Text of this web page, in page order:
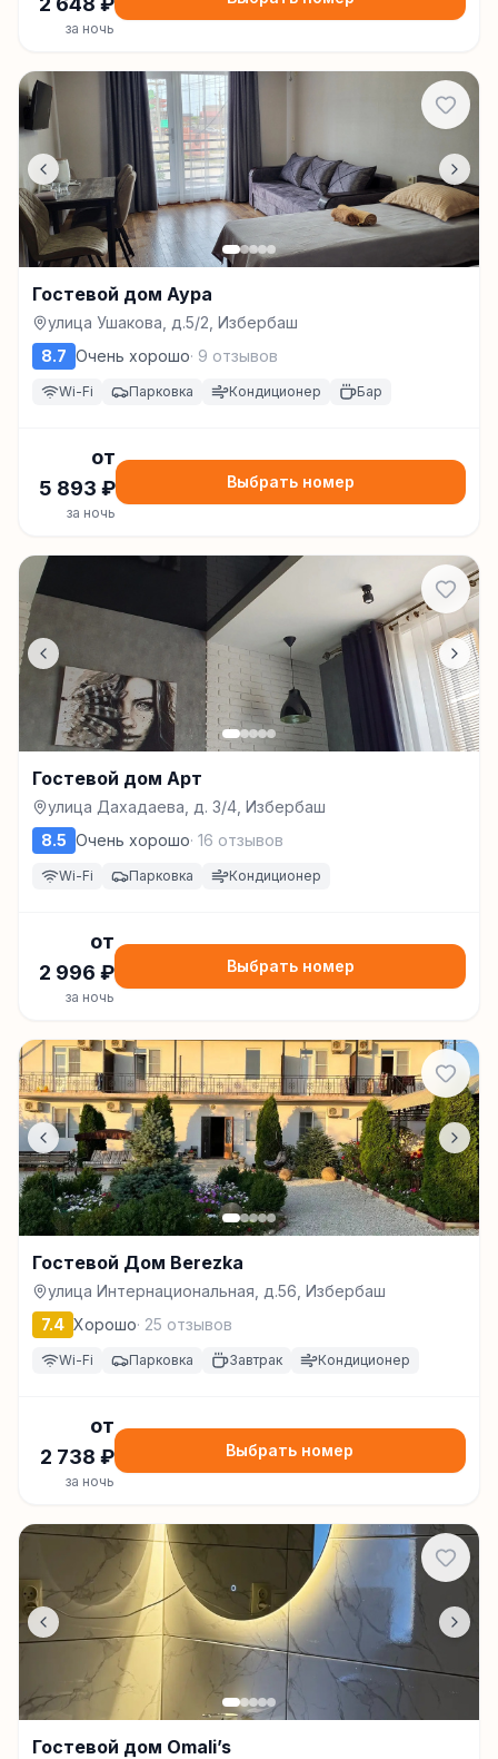
за ночь
Гостевой дом Аура
улица Ушакова, д.5/2, Избербаш
8.7 Очень хорошо· 9 отзывов
Wi-Fi Парковка Кондиционер Бар
от
5 893 ₽
за ночь
Выбрать номер
Гостевой дом Арт
улица Дахадаева, д. 3/4, Избербаш
8.5 Очень хорошо· 16 отзывов
Wi-Fi Парковка Кондиционер
от
2 996 ₽
за ночь
Выбрать номер
Гостевой Дом Berezka
улица Интернациональная, д.56, Избербаш
7.4 Хорошо· 25 отзывов
Wi-Fi Парковка Завтрак Кондиционер
от
2 738 ₽
за ночь
Выбрать номер
Гостевой дом Omali’s